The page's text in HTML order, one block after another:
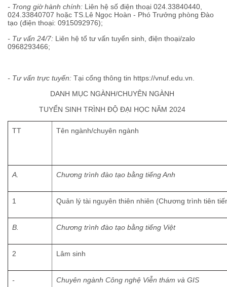
- Trong giờ hành chính: Liên hệ số điện thoại 024.33840440,
024.33840707 hoặc TS.Lê Ngọc Hoàn - Phó Trưởng phòng Đào
tạo (điện thoại: 0915092976);
- Tư vấn 24/7: Liên hệ tổ tư vấn tuyển sinh, điện thoại/zalo
0968293466;
- Tư vấn trực tuyến: Tại cổng thông tin https://vnuf.edu.vn.
DANH MỤC NGÀNH/CHUYÊN NGÀNH
TUYỂN SINH TRÌNH ĐỘ ĐẠI HỌC NĂM 2024
TT Tên ngành/chuyên ngành
A. Chương trình đào tạo bằng tiếng Anh
1 Quản lý tài nguyên thiên nhiên (Chương trình tiên
B. Chương trình đào tạo bằng tiếng Việt
2 Lâm sinh
- Chuyên ngành Công nghệ Viễn thám và GIS